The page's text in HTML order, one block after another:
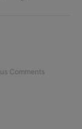
Comments